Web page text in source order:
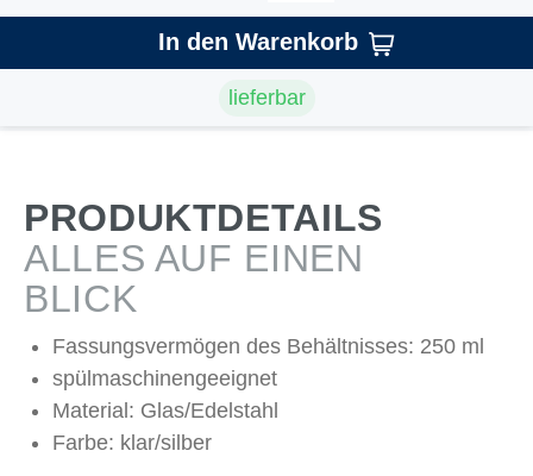
In den Warenkorb
lieferbar
PRODUKTDETAILS
ALLES AUF EINEN
BLICK
Fassungsvermögen des Behältnisses: 250 ml
spülmaschinengeeignet
Material: Glas/Edelstahl
Farbe: klar/silber